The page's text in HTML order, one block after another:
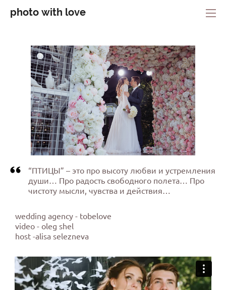
photo with love
“ПТИЦЫ” – это про высоту любви и устремления
души… Про радость свободного полета… Про
чистоту мысли, чувства и действия…
wedding agency - tobelove
video - oleg shel
host -alisa selezneva